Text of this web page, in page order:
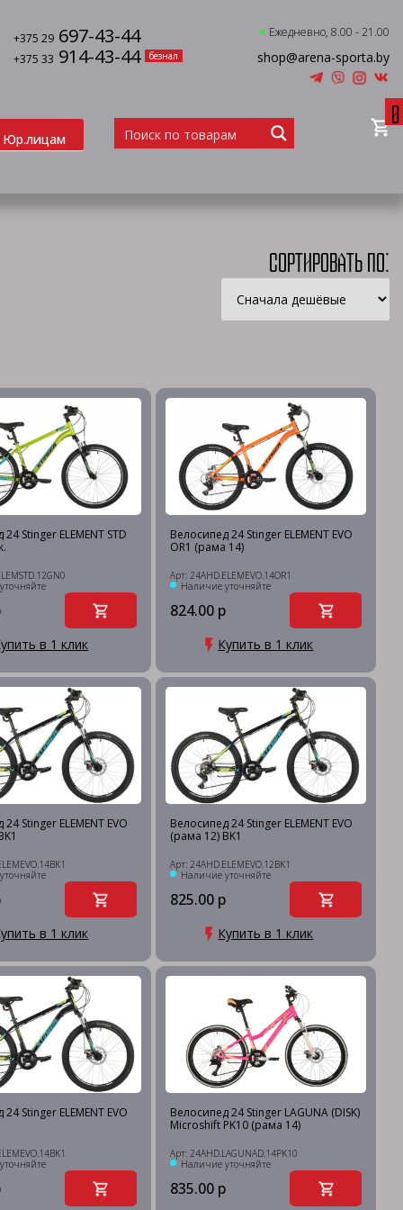
+375 29 697-43-44
+375 33 914-43-44 безнал
Ежедневно, 8.00 - 21.00
shop@arena-sporta.by
Юр.лицам
0
Сортировать по:
Stinger ELEMENT STD
в 1 клик
Велосипед 24 Stinger ELEMENT EVO
OR1 (рама 14)
Арт: 24AHD.ELEMEVO.14OR1
Наличие уточняйте
824.00 р
Купить в 1 клик
Stinger ELEMENT EVO
в 1 клик
Велосипед 24 Stinger ELEMENT EVO
(рама 12) BK1
Арт: 24AHD.ELEMEVO.12BK1
Наличие уточняйте
825.00 р
Купить в 1 клик
Stinger ELEMENT EVO
Велосипед 24 Stinger LAGUNA (DISK)
Microshift PK10 (рама 14)
Арт: 24AHD.LAGUNAD.14PK10
Наличие уточняйте
835.00 р